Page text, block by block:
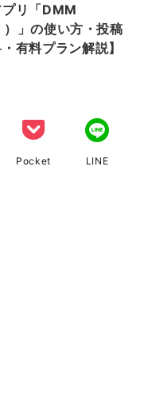
リ「DMM
」の使い方・投稿
有料プラン解説】
Pocket LINE